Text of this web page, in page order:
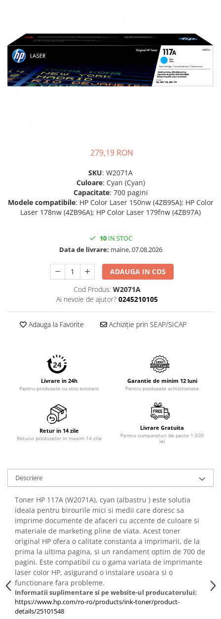
Card reader
Placi captura
Adaptoare PCI / PCIe
PDU
279,19 RON
SKU: W2071A
Culoare: Cyan (Cyan)
Capacitate: 700 pagini
Modele compatibile: HP Color Laser 150nw (4ZB95A); HP Color
Laser 178nw (4ZB96A); HP Color Laser 179fnw (4ZB97A)
10IN STOC
Data de livrare: maine, 07.08.2026
ADAUGA IN COS
Cod Produs: W2071A
Ai nevoie de ajutor? 0245210105
Adauga la Favorite Achiziție prin SEAP/SICAP
Livrare in 24h
Pentru produsele cu stoc existent
Garantie de minim 12 luni
Pentru produsele achizitionate
Retur in 14 zile
Returul produselor in maxim 14 zile
Livrare Gratuita
Pentru cumparaturi de peste 1.500
lei
Descriere
Toner HP 117A (W2071A), cyan (albastru ) este solutia
ideala pentru birourile mici si medii care doresc sa
imprime documente de afaceri cu accente de culoare si
materiale de marketing pline de viata. Acest toner
original HP ofera o calitate constanta a imprimarii, de la
prima la ultima pagina, si un randament optim de 700 de
pagini. Este compatibil cu o gama variata de imprimante
laser color HP, asigurand o instalare usoara si o
functionare fara probleme.
Informatii suplimentare si pe website-ul producatorului:
https://www.hp.com/ro-ro/products/ink-toner/product-
details/25101548